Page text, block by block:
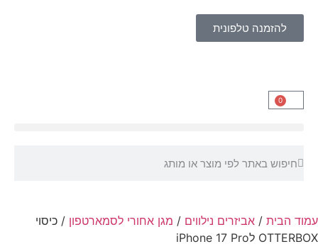
0
להזמנה טלפונית
עמוד הבית / אביזרים נילווים / מגן אחורי לסמארטפון / כיסוי
OTTERBOX לiPhone 17 Pro